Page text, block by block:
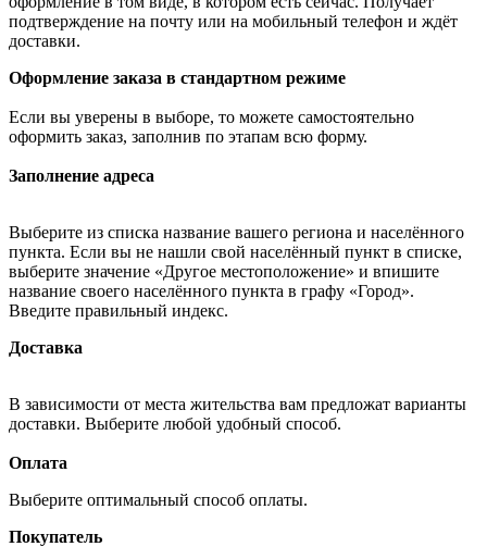
подтверждение на почту или на мобильный телефон и ждёт
доставки.
Оформление заказа в стандартном режиме
Если вы уверены в выборе, то можете самостоятельно
оформить заказ, заполнив по этапам всю форму.
Заполнение адреса
Выберите из списка название вашего региона и населённого
пункта. Если вы не нашли свой населённый пункт в списке,
выберите значение «Другое местоположение» и впишите
название своего населённого пункта в графу «Город».
Введите правильный индекс.
Доставка
В зависимости от места жительства вам предложат варианты
доставки. Выберите любой удобный способ.
Оплата
Выберите оптимальный способ оплаты.
Покупатель